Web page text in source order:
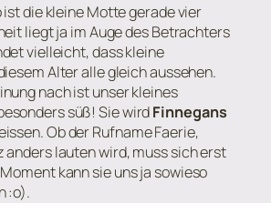
ist die kleine Motte gerade vier
liegt ja im Auge des Betrachters
vielleicht, dass kleine
Alter alle gleich aussehen.
nach ist unser kleines
süß! Sie wirdFinnegans
Ob der Rufname Faerie,
anders lauten wird, muss sich erst
kann sie uns ja sowieso
:o).